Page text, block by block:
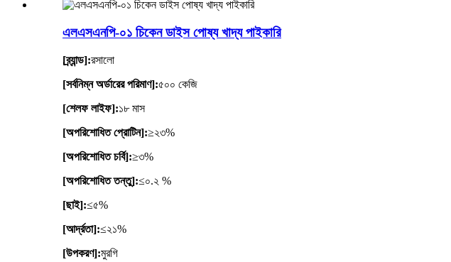
এলএসএনপি-০১ চিকেন ডাইস পোষ্য খাদ্য পাইকারি
[ব্র্যান্ড]:রসালো
[সর্বনিম্ন অর্ডারের পরিমাণ]:৫০০ কেজি
[শেলফ লাইফ]:১৮ মাস
[অপরিশোধিত প্রোটিন]:≥২৩%
[অপরিশোধিত চর্বি]:≥৩%
[অপরিশোধিত তন্তু]:≤০.২ %
[ছাই]:≤৫%
[আর্দ্রতা]:≤২১%
[উপকরণ]:মুরগি